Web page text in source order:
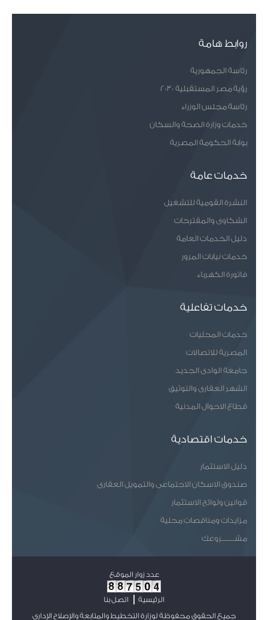
روابط هامة
رئاسة الجمهورية
رؤية مصر المستقبلية 2030
رئاسة مجلس الوزراء
خدمات وزارة الصحة والسكان
بوابة الحكومة المصرية
خدمات عامة
النشرة القومية للتشغيل
الشكاوى والمقترحات
دليل الخدمات العامة
خدمات نيابات المرور
فاتورة الكهرباء
خدمات تفاعلية
خدمات المحليات
المصرية للاتصالات
جامعة الوادى الجديد
الشهر العقارى والتوثيق
قطاع الاحوال المدنية
خدمات اقتصادية
دليل الاستثمار
صندوق الاسكان الاجتماعى والتمويل العقارى
قوانين ولوائح الاستثمار
مزايدات ومناقصات محلية
مشـــــــروعك
عدد زوار الموقع
الرئيسية
اتصل بنا
جميع الحقوق محفوظة لوزارة التخطيط والمتابعة والإصلاح الإداري